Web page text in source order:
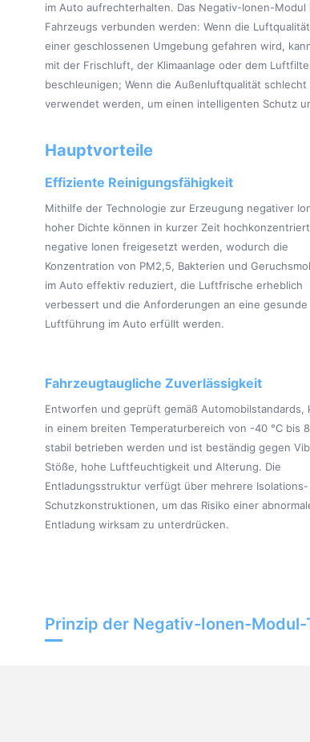
im Auto aufrechterhalten. Das Negativ-Ionen-
Fahrzeugs verbunden werden: Wenn die
einer geschlossenen Umgebung gefahren wird,
mit der Frischluft, der Klimaanlage oder dem
beschleunigen; Wenn die Außenluftqualität
verwendet werden, um einen intelligenten Schutz
Hauptvorteile
Effiziente Reinigungsfähigkeit
Mithilfe der Technologie zur Erzeugung negativer
hoher Dichte können in kurzer Zeit
negative Ionen freigesetzt werden, wodurch die
Konzentration von PM2,5, Bakterien und
im Auto effektiv reduziert, die Luftfrische erheblich
verbessert und die Anforderungen an eine gesunde
Luftführung im Auto erfüllt werden.
Fahrzeugtaugliche Zuverlässigkeit
Entworfen und geprüft gemäß Automobilstandards,
in einem breiten Temperaturbereich von -40 °C bis
stabil betrieben werden und ist beständig gegen
Stöße, hohe Luftfeuchtigkeit und Alterung. Die
Entladungsstruktur verfügt über mehrere Isolations-
Schutzkonstruktionen, um das Risiko einer
Entladung wirksam zu unterdrücken.
Prinzip der Negativ-Ionen-Modul-